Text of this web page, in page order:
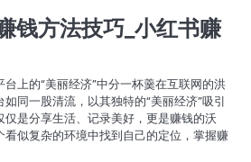
钱方法技巧_小红书赚
上的“美丽经济”中分一杯羹在互联网的洪
同一股清流，以其独特的“美丽经济”吸引
是分享生活、记录美好，更是赚钱的沃
似复杂的环境中找到自己的定位，掌握赚